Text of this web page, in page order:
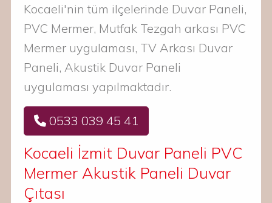
Kocaeli'nin tüm ilçelerinde Duvar Paneli,
PVC Mermer, Mutfak Tezgah arkası PVC
Mermer uygulaması, TV Arkası Duvar
Paneli, Akustik Duvar Paneli
uygulaması yapılmaktadır.
0533 039 45 41
Kocaeli İzmit Duvar Paneli PVC
Mermer Akustik Paneli Duvar
Çıtası